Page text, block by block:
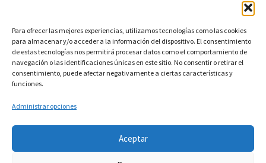
Para ofrecer las mejores experiencias, utilizamos tecnologías como las cookies
para almacenar y/o acceder a la información del dispositivo. El consentimiento
de estas tecnologías nos permitirá procesar datos como el comportamiento de
navegación o las identificaciones únicas en este sitio. No consentir o retirar el
consentimiento, puede afectar negativamente a ciertas características y
funciones.
Administrar opciones
Aceptar